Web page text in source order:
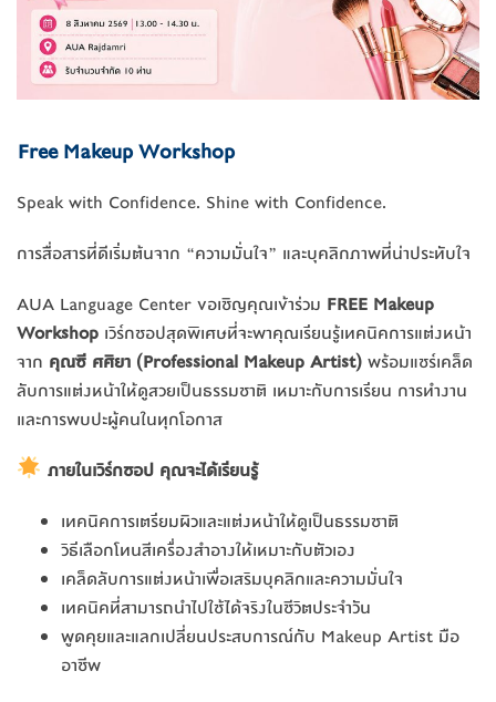
Free Makeup Workshop
Speak with Confidence. Shine with Confidence.
การสื่อสารที่ดีเริ่มต้นจาก “ความมั่นใจ” และบุคลิกภาพที่น่าประทับใจ
AUA Language Center ขอเชิญคุณเข้าร่วม FREE Makeup
Workshop เวิร์กชอปสุดพิเศษที่จะพาคุณเรียนรู้เทคนิคการแต่งหน้า
จาก คุณซี ศศิยา (Professional Makeup Artist) พร้อมแชร์เคล็ด
ลับการแต่งหน้าให้ดูสวยเป็นธรรมชาติ เหมาะกับการเรียน การทำงาน
และการพบปะผู้คนในทุกโอกาส
ภายในเวิร์กชอป คุณจะได้เรียนรู้
เทคนิคการเตรียมผิวและแต่งหน้าให้ดูเป็นธรรมชาติ
วิธีเลือกโทนสีเครื่องสำอางให้เหมาะกับตัวเอง
เคล็ดลับการแต่งหน้าเพื่อเสริมบุคลิกและความมั่นใจ
เทคนิคที่สามารถนำไปใช้ได้จริงในชีวิตประจำวัน
พูดคุยและแลกเปลี่ยนประสบการณ์กับ Makeup Artist มือ
อาชีพ